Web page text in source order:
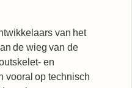
van het
de wieg van de
en
vooral op technisch